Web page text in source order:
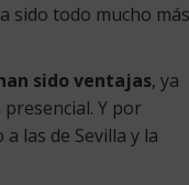
sido todo mucho más
sido ventajas, ya
Y por
las de Sevilla y la